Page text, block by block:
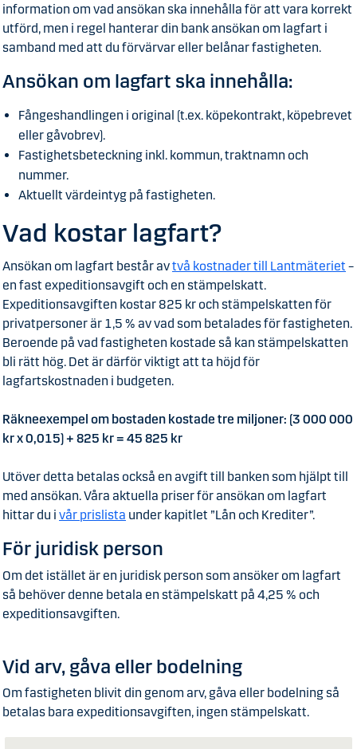
information om vad ansökan ska innehålla för att vara korrekt
utförd, men i regel hanterar din bank ansökan om lagfart i
samband med att du förvärvar eller belånar fastigheten.
Ansökan om lagfart ska innehålla:
Fångeshandlingen i original (t.ex. köpekontrakt, köpebrevet
eller gåvobrev).
Fastighetsbeteckning inkl. kommun, traktnamn och
nummer.
Aktuellt värdeintyg på fastigheten.
Vad kostar lagfart?
Ansökan om lagfart består avtvå kostnader till Lantmäteriet –
en fast expeditionsavgift och en stämpelskatt.
Expeditionsavgiften kostar 825 kr och stämpelskatten för
privatpersoner är 1,5 % av vad som betalades för fastigheten.
Beroende på vad fastigheten kostade så kan stämpelskatten
bli rätt hög. Det är därför viktigt att ta höjd för
lagfartskostnaden i budgeten.
Räkneexempel om bostaden kostade tre miljoner: (3 000 000
kr x 0,015) + 825 kr = 45 825 kr
Utöver detta betalas också en avgift till banken som hjälpt till
med ansökan. Våra aktuella priser för ansökan om lagfart
hittar du i vår prislista under kapitlet ”Lån och Krediter”.
För juridisk person
Om det istället är en juridisk person som ansöker om lagfart
så behöver denne betala en stämpelskatt på 4,25 % och
expeditionsavgiften.
Vid arv, gåva eller bodelning
Om fastigheten blivit din genom arv, gåva eller bodelning så
betalas bara expeditionsavgiften, ingen stämpelskatt.